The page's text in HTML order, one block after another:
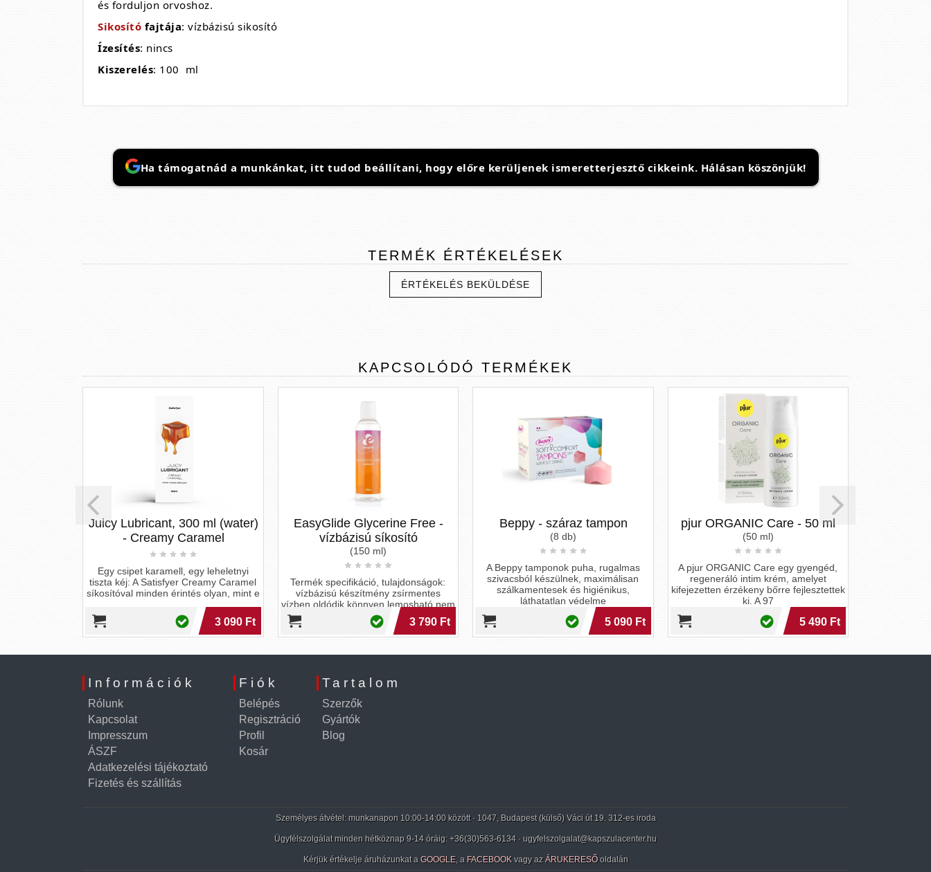
és forduljon orvoshoz.
Sikosító fajtája: vízbázisú sikosító
Ízesítés: nincs
Kiszerelés: 100 ml
Ha támogatnád a munkánkat, itt tudod beállítani, hogy előre kerüljenek ismeretterjesztő cikkeink. Hálásan köszönjük!
TERMÉK ÉRTÉKELÉSEK
ÉRTÉKELÉS BEKÜLDÉSE
KAPCSOLÓDÓ TERMÉKEK
Juicy Lubricant, 300 ml (water)
- Creamy Caramel
Egy csipet karamell, egy leheletnyi
tiszta kéj: A Satisfyer Creamy Caramel
síkosítóval minden érintés olyan, mint e
3 090 Ft
EasyGlide Glycerine Free -
vízbázisú síkosító
(150 ml)
Termék specifikáció, tulajdonságok:
vízbázisú készítmény zsírmentes
vízben oldódik könnyen lemosható nem
rag
3 790 Ft
Beppy - száraz tampon
(8 db)
A Beppy tamponok puha, rugalmas
szivacsból készülnek, maximálisan
szálkamentesek és higiénikus,
láthatatlan védelme
5 090 Ft
pjur ORGANIC Care - 50 ml
(50 ml)
A pjur ORGANIC Care egy gyengéd,
regeneráló intim krém, amelyet
kifejezetten érzékeny bőrre fejlesztettek
ki. A 97
5 490 Ft
Információk
Rólunk
Kapcsolat
Impresszum
ÁSZF
Adatkezelési tájékoztató
Fizetés és szállítás
Fiók
Belépés
Regisztráció
Profil
Kosár
Tartalom
Szerzők
Gyártók
Blog
Személyes átvétel: munkanapon 10:00-14:00 között · 1047, Budapest (külső) Váci út 19. 312-es iroda
Ügyfélszolgálat minden hétköznap 9-14 óráig: +36(30)563-6134 · ugyfelszolgalat@kapszulacenter.hu
Kérjük értékelje áruházunkat a GOOGLE, a FACEBOOK vagy az ÁRUKERESŐ oldalán